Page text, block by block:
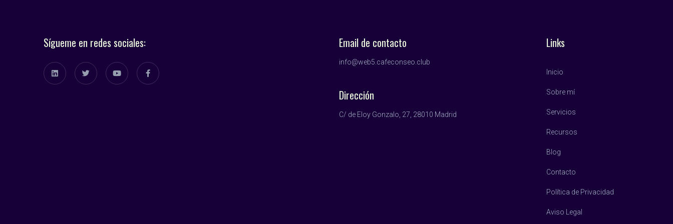
Sígueme en redes sociales: Email de contacto
info@web5.cafeconseo.club
Dirección
C/ de Eloy Gonzalo, 27, 28010 Madrid
Links
Inicio
Sobre mí
Servicios
Recursos
Blog
Contacto
Política de Privacidad
Aviso Legal